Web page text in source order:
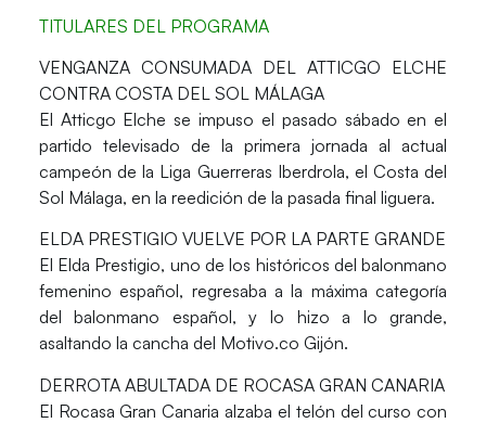
TITULARES DEL PROGRAMA
VENGANZA CONSUMADA DEL ATTICGO ELCHE
CONTRA COSTA DEL SOL MÁLAGA
El Atticgo Elche se impuso el pasado sábado en el
partido televisado de la primera jornada al actual
campeón de la Liga Guerreras Iberdrola, elCosta del
Sol Málaga, en la reedición de la pasada final liguera.
ELDA PRESTIGIO VUELVE POR LA PARTE GRANDE
El Elda Prestigio, uno de los históricos del balonmano
femenino español, regresaba a la máxima categoría
del balonmano español, y lo hizo a lo grande,
asaltando la cancha del Motivo.co Gijón.
DERROTA ABULTADA DE ROCASA GRAN CANARIA
El Rocasa Gran Canaria alzaba el telón del curso con